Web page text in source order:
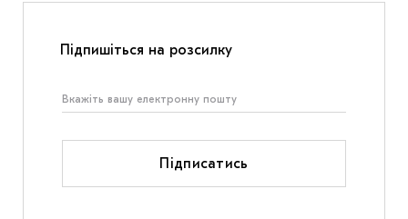
Підпишіться на розсилку
Підписатись